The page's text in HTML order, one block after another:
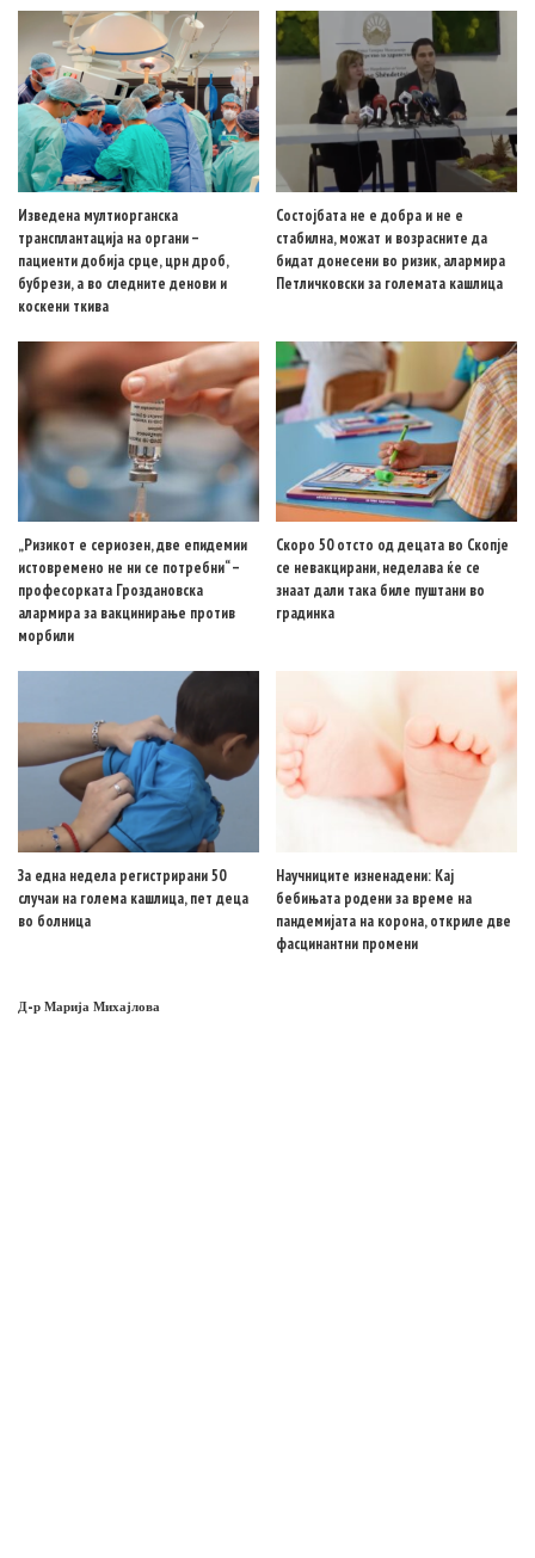
Изведена мултиорганска
трансплантација на органи –
пациенти добија срце, црн дроб,
бубрези, а во следните денови и
коскени ткива
Состојбата не е добра и не е
стабилна, можат и возрасните да
бидат донесени во ризик, алармира
Петличковски за големата кашлица
„Ризикот е сериозен, две епидемии
истовремено не ни се потребни“ –
професорката Гроздановска
алармира за вакцинирање против
морбили
Скоро 50 отсто од децата во Скопје
се невакцирани, неделава ќе се
знаат дали така биле пуштани во
градинка
За една недела регистрирани 50
случаи на голема кашлица, пет деца
во болница
Научниците изненадени: Кај
бебињата родени за време на
пандемијата на корона, откриле две
фасцинантни промени
Д-р Марија Михајлова